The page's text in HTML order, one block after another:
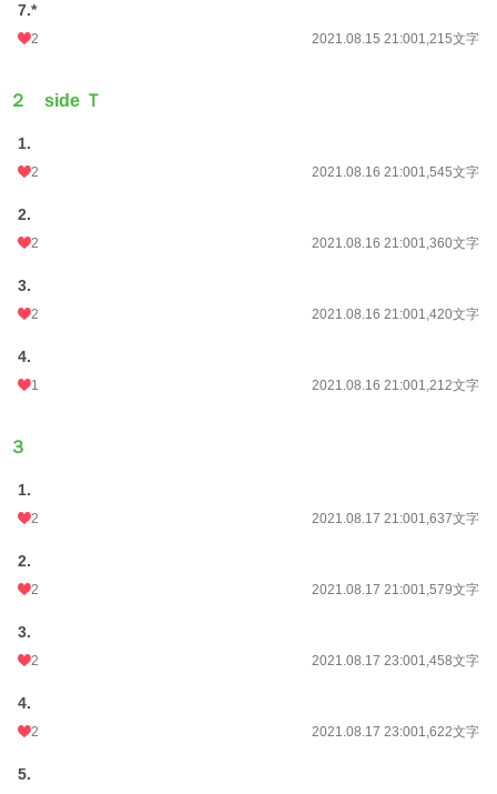
初回公開日時 2021.08.15 21:00
初回完結日時
週間ポイント
月間ポイント
累計ポイント
7.*
2 2021.08.15 21:001,215文字
２ side Ｔ
1.
2 2021.08.16 21:001,545文字
2.
2 2021.08.16 21:001,360文字
3.
2 2021.08.16 21:001,420文字
4.
1 2021.08.16 21:001,212文字
３
1.
2 2021.08.17 21:001,637文字
2.
2 2021.08.17 21:001,579文字
3.
2 2021.08.17 23:001,458文字
4.
2 2021.08.17 23:001,622文字
5.